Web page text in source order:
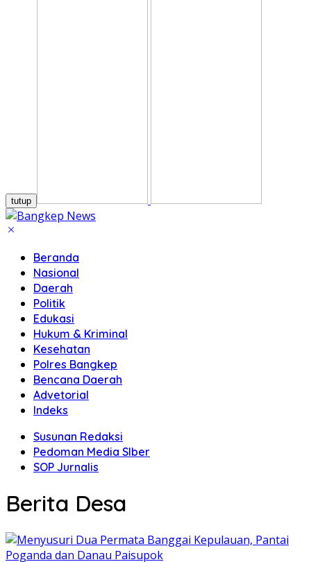
tutup
Beranda
Nasional
Daerah
Politik
Edukasi
Hukum & Kriminal
Kesehatan
Polres Bangkep
Bencana Daerah
Advetorial
Indeks
Susunan Redaksi
Pedoman Media SIber
SOP Jurnalis
Berita Desa